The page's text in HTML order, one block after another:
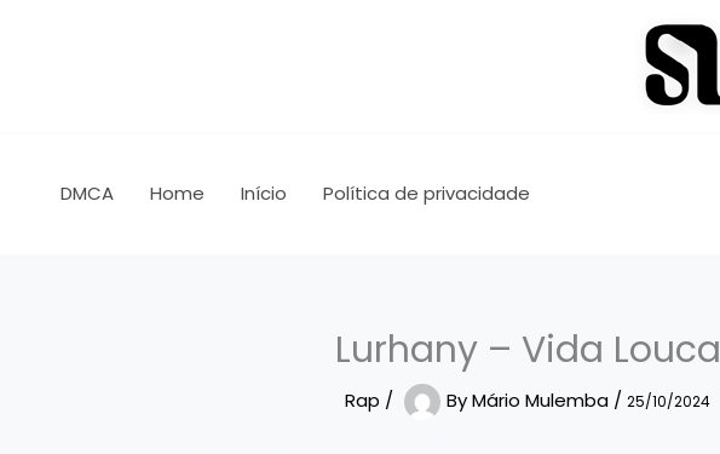
DMCA Home Início Política de privacidade
Lurhany – Vida Louca
Rap / ByMário Mulemba /25/10/2024